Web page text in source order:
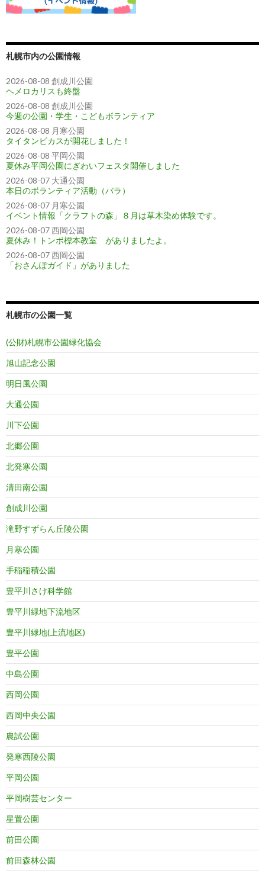
札幌市内の公園情報
2026-08-08 創成川公園
ヘメロカリスも終盤
2026-08-08 創成川公園
今週の公園・学生・こどもボランティア
2026-08-08 月寒公園
タイタンビカスが開花しました！
2026-08-08 平岡公園
夏休み平岡公園にぎわいフェスタ開催しました
2026-08-07 大通公園
本日のボランティア活動（バラ）
2026-08-07 月寒公園
イベント情報「クラフトの森」８月は草木染め体験です。
2026-08-07 西岡公園
夏休み！トンボ標本教室 がありましたよ。
2026-08-07 西岡公園
「おさんぽガイド」がありました
札幌市の公園一覧
(公財)札幌市公園緑化協会
旭山記念公園
明日風公園
大通公園
川下公園
北郷公園
北発寒公園
清田南公園
創成川公園
滝野すずらん丘陵公園
月寒公園
手稲稲積公園
豊平川さけ科学館
豊平川緑地下流地区
豊平川緑地(上流地区)
豊平公園
中島公園
西岡公園
西岡中央公園
農試公園
発寒西陵公園
平岡公園
平岡樹芸センター
星置公園
前田公園
前田森林公園